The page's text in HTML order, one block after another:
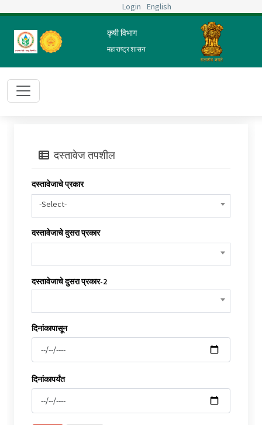
Login English
कृषी विभाग
महाराष्ट्र शासन
दस्तावेज तपशील
दस्तावेजाचे प्रकार
-Select-
दस्तावेजाचे दुसरा प्रकार
दस्तावेजाचे दुसरा प्रकार-2
दिनांकापासून
दिनांकापर्यंत